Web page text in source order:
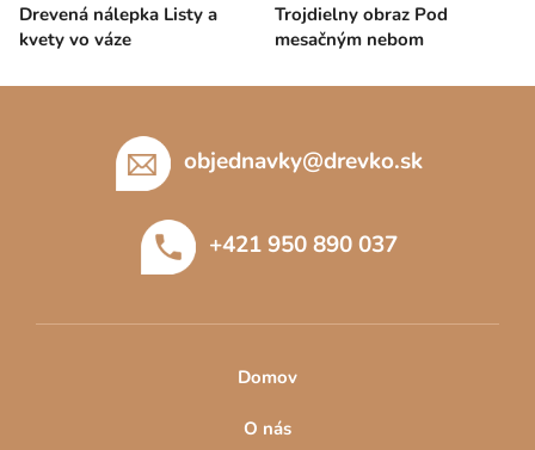
Drevená nálepka Listy a
kvety vo váze
Trojdielny obraz Pod
mesačným nebom
objednavky@drevko.sk
+421 950 890 037
Domov
O nás